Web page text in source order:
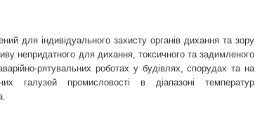
для індивідуального захисту органів дихання та зору
непридатного для дихання, токсичного та задимленого
рятувальних роботах у будівлях, спорудах та на
галузей промисловості в діапазоні температур